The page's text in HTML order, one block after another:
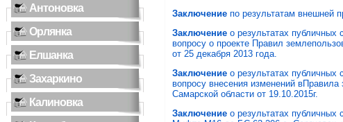
Антоновка
Орлянка
Елшанка
Захаркино
Калиновка
Заключение по результатам внешней
Заключение о результатах
вопросу о проекте Правил
от 25 декабря 2013 года.
Заключение о результатах
вопросу внесения изменений
Самарской области от 19.10.2015г.
Заключение о результатах